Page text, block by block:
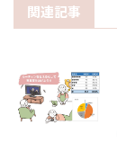
関連記事